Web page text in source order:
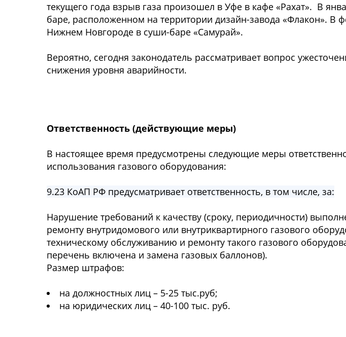
текущего года взрыв газа произошел в Уфе в кафе «Рахат». В
баре, расположенном на территории дизайн-завода «Флакон». В
Нижнем Новгороде в суши-баре «Самурай».
Вероятно, сегодня законодатель рассматривает вопрос
снижения уровня аварийности.
Ответственность (действующие меры)
В настоящее время предусмотрены следующие меры
использования газового оборудования:
9.23 КоАП РФ предусматривает ответственность, в том числе, за:
Нарушение требований к качеству (сроку, периодичности)
ремонту внутридомового или внутриквартирного газового
техническому обслуживанию и ремонту такого газового
перечень включена и замена газовых баллонов).
Размер штрафов:
на должностных лиц – 5-25 тыс.руб;
на юридических лиц – 40-100 тыс. руб.